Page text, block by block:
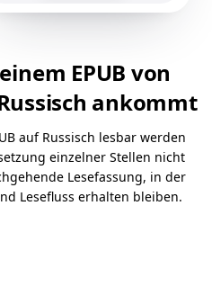
EPUB von
ankommt
auf Russisch lesbar werden
einzelner Stellen nicht
Lesefassung, in der
Lesefluss erhalten bleiben.